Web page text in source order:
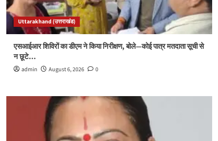
Uttarakhand (उत्तराखंड)
एसआईआर शिविरों का डीएम ने किया निरीक्षण, बोले—कोई पात्र मतदाता सूची से
न छूटे…
admin August 6, 2026 0